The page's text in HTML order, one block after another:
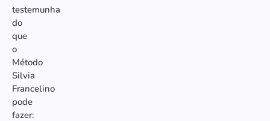
testemunha
do
que
o
Método
Silvia
Francelino
pode
fazer: